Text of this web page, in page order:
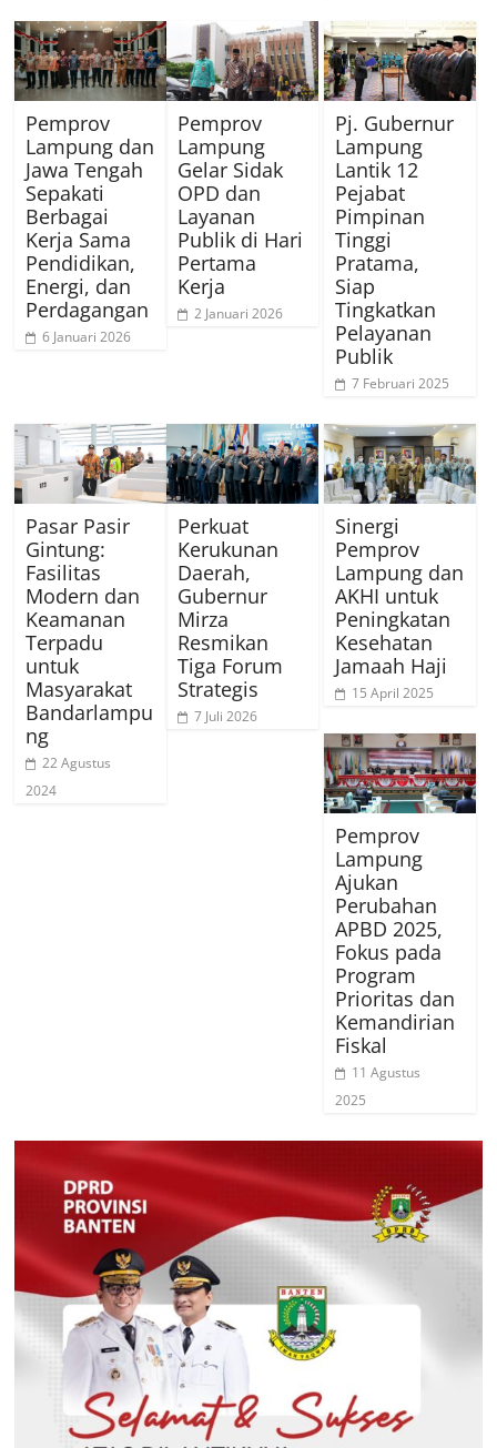
Pemprov
Lampung dan
Jawa Tengah
Sepakati
Berbagai
Kerja Sama
Pendidikan,
Energi, dan
Perdagangan
6 Januari 2026
Pemprov
Lampung
Gelar Sidak
OPD dan
Layanan
Publik di Hari
Pertama
Kerja
2 Januari 2026
Pj. Gubernur
Lampung
Lantik 12
Pejabat
Pimpinan
Tinggi
Pratama,
Siap
Tingkatkan
Pelayanan
Publik
7 Februari 2025
Pasar Pasir
Gintung:
Fasilitas
Modern dan
Keamanan
Terpadu
untuk
Masyarakat
Bandarlampu
ng
22 Agustus
2024
Perkuat
Kerukunan
Daerah,
Gubernur
Mirza
Resmikan
Tiga Forum
Strategis
7 Juli 2026
Sinergi
Pemprov
Lampung dan
AKHI untuk
Peningkatan
Kesehatan
Jamaah Haji
15 April 2025
Pemprov
Lampung
Ajukan
Perubahan
APBD 2025,
Fokus pada
Program
Prioritas dan
Kemandirian
Fiskal
11 Agustus
2025